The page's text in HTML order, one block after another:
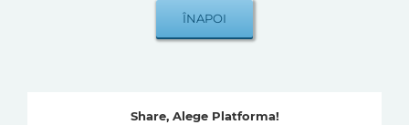
Share, Alege Platforma!